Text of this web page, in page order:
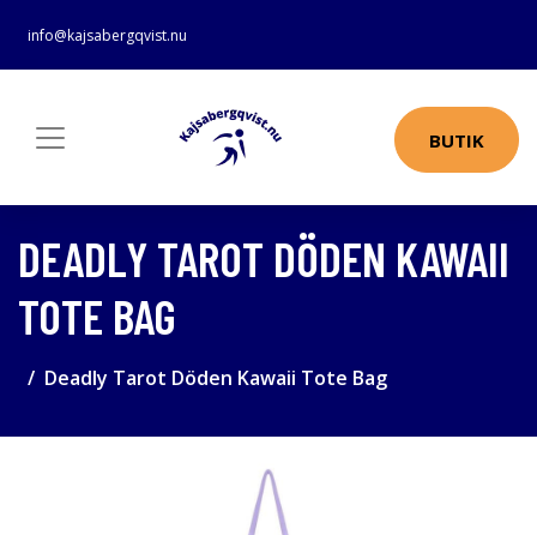
info@kajsabergqvist.nu
BUTIK
DEADLY TAROT DÖDEN KAWAII
TOTE BAG
Deadly Tarot Döden Kawaii Tote Bag